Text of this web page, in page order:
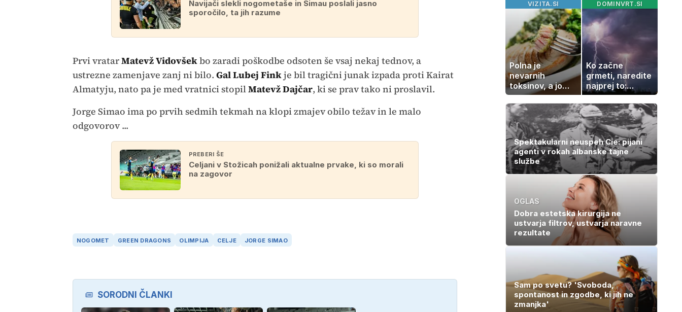
Navijači slekli nogometaše in Simau poslali jasno
sporočilo, ta jih razume
Prvi vratarMatevž Vidovšekbo zaradi poškodbe odsoten še vsaj nekaj tednov, a
ustrezne zamenjave zanj ni bilo. Gal Lubej Finkje bil tragični junak izpada proti Kairat
Almatyju, nato pa je med vratnici stopilMatevž Dajčar, ki se prav tako ni proslavil.
Jorge Simao ima po prvih sedmih tekmah na klopi zmajev obilo težav in le malo
odgovorov ...
PREBERI ŠE
Celjani v Stožicah ponižali aktualne prvake, ki so morali
na zagovor
NOGOMET GREEN DRAGONS OLIMPIJA CELJE JORGE SIMAO
SORODNI ČLANKI
pomagati
VIZITA.SI
Polna je
nevarnih
toksinov, a jo
imamo vsi radi:
to je najbolj
nezdrava riba, ki
jo mnogi redno
uživajo
DOMINVRT.SI
Ko začne
grmeti, naredite
najprej to:
strokovnjaki
opozarjajo na
pogosto napako
Spektakularni neuspeh Cie: pijani
agenti v rokah albanske tajne
službe
OGLAS
Dobra estetska kirurgija ne
ustvarja filtrov, ustvarja naravne
rezultate
Sam po svetu? 'Svoboda,
spontanost in zgodbe, ki jih ne
zmanjka'